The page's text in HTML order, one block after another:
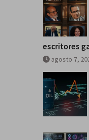
escritores
agosto 7,